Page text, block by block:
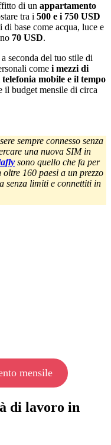
di un appartamento
tra i 500 e i 750 USD
base come acqua, luce e
70 USD.
a seconda del tuo stile di
come i mezzi di
mobile e il tempo
il budget mensile di circa
sempre connesso senza
una nuova SIM in
sono quello che fa per
160 paesi a un prezzo
senza limiti e connettiti in
mensile
di lavoro in